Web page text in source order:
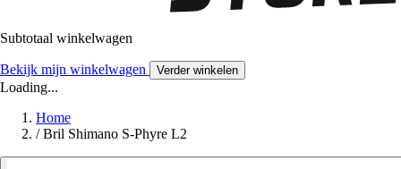
Subtotaal winkelwagen
Bekijk mijn winkelwagen Verder winkelen
Loading...
Home
/ Bril Shimano S-Phyre L2